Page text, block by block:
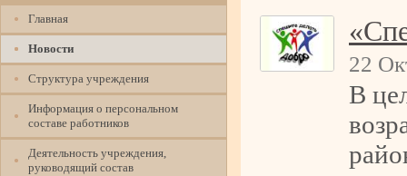
Главная
Новости
Структура учреждения
Информация о персональном
составе работников
Деятельность учреждения,
руководящий состав
22
В